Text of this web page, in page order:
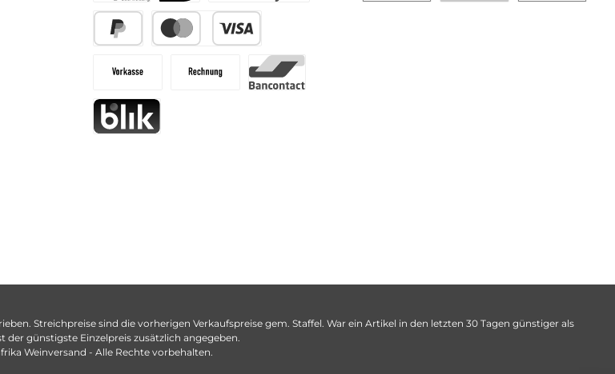
Streichpreise sind die vorherigen Verkaufspreise gem. Staffel. War ein Artikel in den letzten 30 Tagen günstiger als
der günstigste Einzelpreis zusätzlich angegeben.
Weinversand - Alle Rechte vorbehalten.